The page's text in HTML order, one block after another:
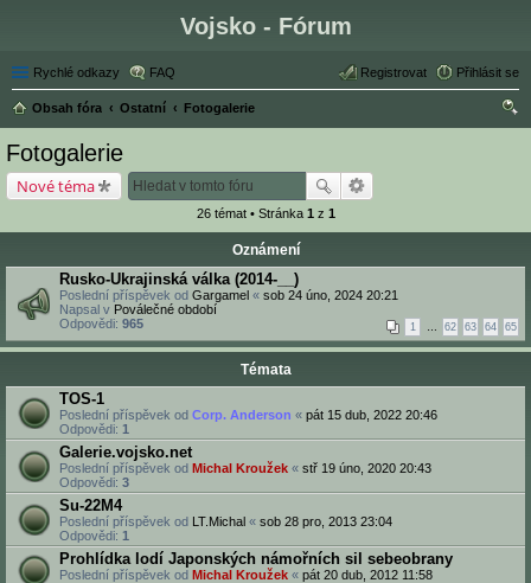
Vojsko - Fórum
Rychlé odkazy FAQ Přihlásit se
Registrovat
Obsah fóra Ostatní
Fotogalerie
Fotogalerie
Nové téma
26 témat • Stránka 1 z 1
Oznámení
Rusko-Ukrajinská válka (2014-__)
Poslední příspěvek od Gargamel « sob 24 úno, 2024 20:21
Napsal v Poválečné období
Odpovědi: 965 1 … 62 63 64 65
Témata
TOS-1
Poslední příspěvek od Corp. Anderson « pát 15 dub, 2022 20:46
Odpovědi: 1
Galerie.vojsko.net
Poslední příspěvek od Michal Kroužek « stř 19 úno, 2020 20:43
Odpovědi: 3
Su-22M4
Poslední příspěvek od LT.Michal « sob 28 pro, 2013 23:04
Odpovědi: 1
Prohlídka lodí Japonských námořních sil sebeobrany
Poslední příspěvek od Michal Kroužek « pát 20 dub, 2012 11:58